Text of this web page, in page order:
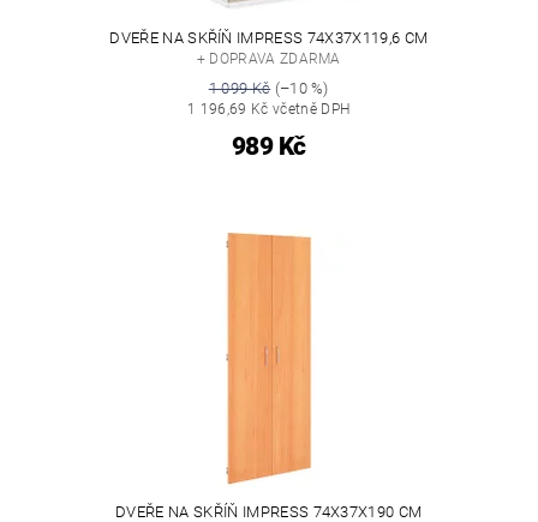
DVEŘE NA SKŘÍŇ IMPRESS 74X37X119,6 CM
+ DOPRAVA ZDARMA
1 099 Kč(–10 %)
1 196,69 Kč včetně DPH
989 Kč
DVEŘE NA SKŘÍŇ IMPRESS 74X37X190 CM